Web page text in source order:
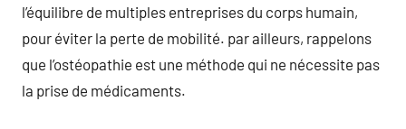
l’équilibre de multiples entreprises du corps humain,
pour éviter la perte de mobilité. par ailleurs, rappelons
que l’ostéopathie est une méthode qui ne nécessite pas
la prise de médicaments.